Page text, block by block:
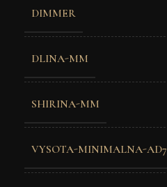
DIMMER
DLINA-MM
SHIRINA-MM
VYSOTA-MINIMALNA-AD7